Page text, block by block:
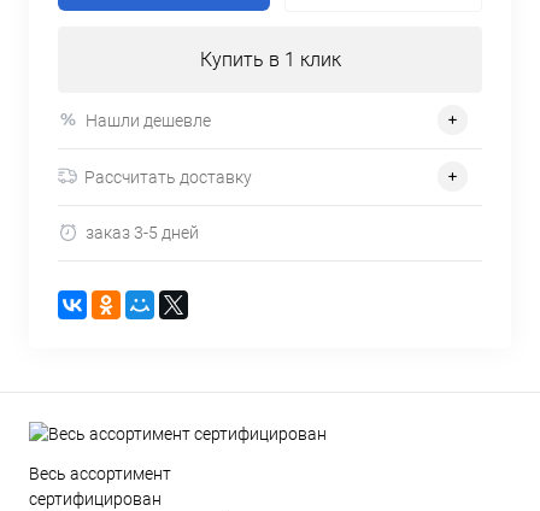
Купить в 1 клик
Нашли дешевле
Рассчитать доставку
заказ 3-5 дней
Весь ассортимент
сертифицирован